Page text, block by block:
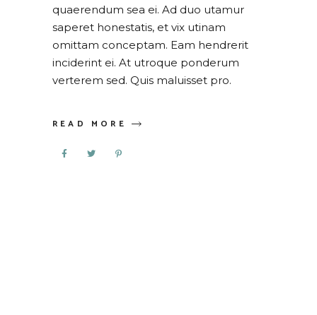
quaerendum sea ei. Ad duo utamur
saperet honestatis, et vix utinam
omittam conceptam. Eam hendrerit
inciderint ei. At utroque ponderum
verterem sed. Quis maluisset pro.
READ MORE